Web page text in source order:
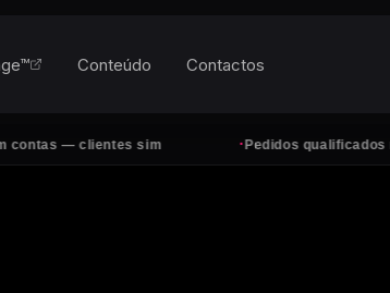
clientes sim Pedidos qualificados no
Conteúdo Contactos